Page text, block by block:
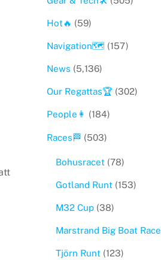
Hot🔥 (59)
Navigation🗺 (157)
News (5,136)
Our Regattas🏆 (302)
People👩 (184)
Races🏁 (503)
Bohusracet(78)
Gotland Runt(153)
M32 Cup(38)
Marstrand Big Boat Race
Tjörn Runt(123)